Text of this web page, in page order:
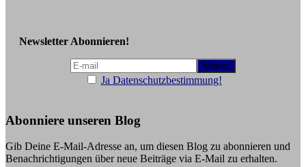
Newsletter Abonnieren!
Ja Datenschutzbestimmung!
Abonniere unseren Blog
Gib Deine E-Mail-Adresse an, um diesen Blog zu abonnieren und
Benachrichtigungen über neue Beiträge via E-Mail zu erhalten.